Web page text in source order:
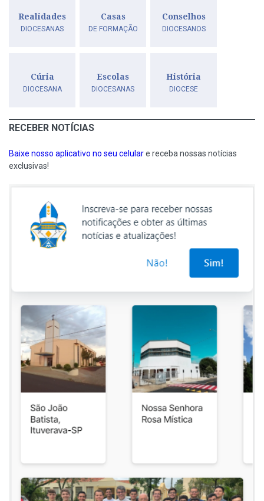
Realidades
DIOCESANAS
Casas
DE FORMAÇÃO
Conselhos
DIOCESANOS
Cúria
DIOCESANA
Escolas
DIOCESANAS
História
DIOCESE
RECEBER NOTÍCIAS
Baixe nosso aplicativo no seu celulare receba nossas notícias
exclusivas!